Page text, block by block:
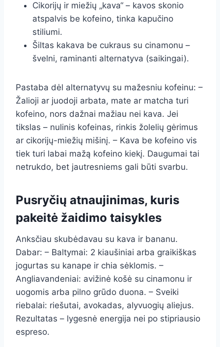
Cikorijų ir miežių „kava“ – kavos skonio
atspalvis be kofeino, tinka kapučino
stiliumi.
Šiltas kakava be cukraus su cinamonu –
švelni, raminanti alternatyva (saikingai).
Pastaba dėl alternatyvų su mažesniu kofeinu: –
Žalioji ar juodoji arbata, mate ar matcha turi
kofeino, nors dažnai mažiau nei kava. Jei
tikslas – nulinis kofeinas, rinkis žolelių gėrimus
ar cikorijų-miežių mišinį. – Kava be kofeino vis
tiek turi labai mažą kofeino kiekį. Daugumai tai
netrukdo, bet jautresniems gali būti svarbu.
Pusryčių atnaujinimas, kuris
pakeitė žaidimo taisykles
Anksčiau skubėdavau su kava ir bananu.
Dabar: – Baltymai: 2 kiaušiniai arba graikiškas
jogurtas su kanape ir chia sėklomis. –
Angliavandeniai: avižinė košė su cinamonu ir
uogomis arba pilno grūdo duona. – Sveiki
riebalai: riešutai, avokadas, alyvuogių aliejus.
Rezultatas – lygesnė energija nei po stipriausio
espreso.